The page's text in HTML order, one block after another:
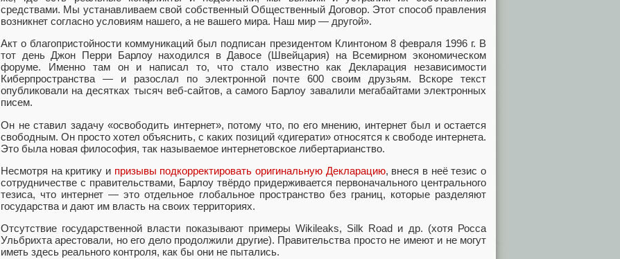
средствами. Мы устанавливаем свой собственный Общественный Договор. Этот способ правления
возникнет согласно условиям нашего, а не вашего мира. Наш мир — другой».
Акт о благопристойности коммуникаций был подписан президентом Клинтоном 8 февраля 1996 г. В
тот день Джон Перри Барлоу находился в Давосе (Швейцария) на Всемирном экономическом
форуме. Именно там он и написал то, что стало известно как Декларация независимости
Киберпространства — и разослал по электронной почте 600 своим друзьям. Вскоре текст
опубликовали на десятках тысяч веб-сайтов, а самого Барлоу завалили мегабайтами электронных
писем.
Он не ставил задачу «освободить интернет», потому что, по его мнению, интернет был и остается
свободным. Он просто хотел объяснить, с каких позиций «дигерати» относятся к свободе интернета.
Это была новая философия, так называемое интернетовское либертарианство.
Несмотря на критику и призывы подкорректировать оригинальную Декларацию, внеся в неё тезис о
сотрудничестве с правительствами, Барлоу твёрдо придерживается первоначального центрального
тезиса, что интернет — это отдельное глобальное пространство без границ, которые разделяют
государства и дают им власть на своих территориях.
Отсутствие государственной власти показывают примеры Wikileaks, Silk Road и др. (хотя Росса
Ульбрихта арестовали, но его дело продолжили другие). Правительства просто не имеют и не могут
иметь здесь реального контроля, как бы они не пытались.